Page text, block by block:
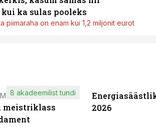
ka sulas pooleks
piimaraha on enam kui 1,2 miljonit eurot
8 akadeemilist tundi
2026